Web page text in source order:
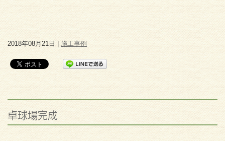
2018年08月21日 |施工事例
卓球場完成